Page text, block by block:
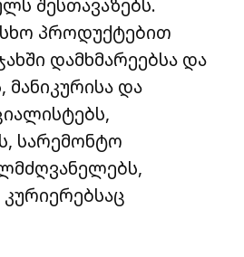
შესთავაზებს.
პროდუქტებით
დამხმარეებსა და
და
სარემონტო